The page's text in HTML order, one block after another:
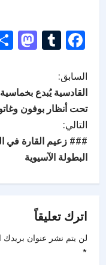
السابق:
القادسية يُبدع
تحت أنظار بوفون
التالي:
### زعيم القارة في
البطولة الآسيوية
اترك تعليقاً
لن يتم نشر عنوان بريدك
*